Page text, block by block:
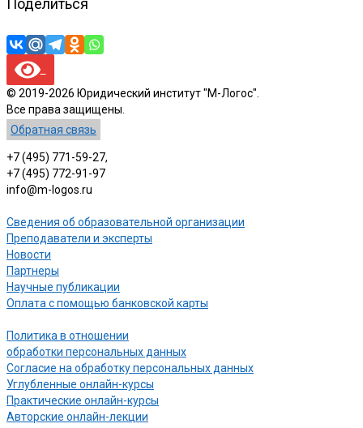
Поделиться
© 2019-2026 Юридический институт "М-Логос".
Все права защищены.
Обратная связь
+7 (495) 771-59-27,
+7 (495) 772-91-97
info@m-logos.ru
Сведения об образовательной организации
Преподаватели и эксперты
Новости
Партнеры
Научные публикации
Оплата с помощью банковской карты
Политика в отношении
обработки персональных данных
Согласие на обработку персональных данных
Углубленные онлайн-курсы
Практические онлайн-курсы
Авторские онлайн-лекции